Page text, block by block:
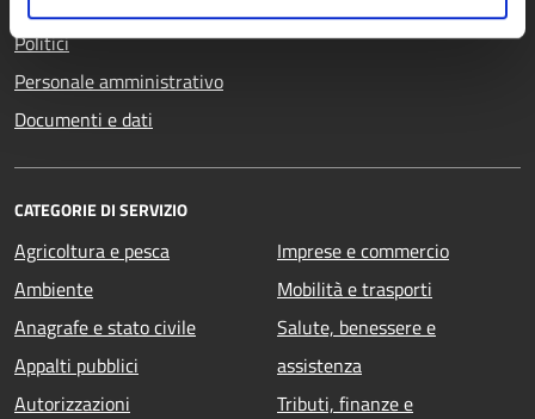
Politici
Personale amministrativo
Documenti e dati
CATEGORIE DI SERVIZIO
Agricoltura e pesca
Ambiente
Anagrafe e stato civile
Appalti pubblici
Autorizzazioni
Imprese e commercio
Mobilità e trasporti
Salute, benessere e
assistenza
Tributi, finanze e